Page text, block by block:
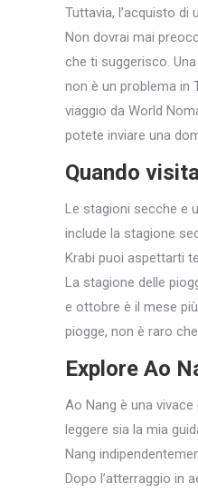
Tuttavia, l’acquisto
Non dovrai mai
che ti suggerisco.
non è un problema in
viaggio da World
potete inviare una
Quando
Le stagioni secche e
include la stagione
Krabi puoi aspettarti
La stagione delle
e ottobre è il mese
piogge, non è raro
Explore Ao
Ao Nang è una
leggere sia la mia
Nang
Dopo l’atterraggio in